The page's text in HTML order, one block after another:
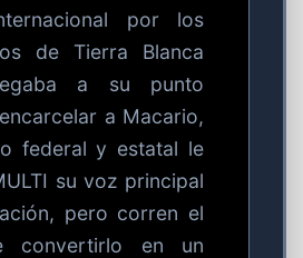
por los
de Tierra Blanca
a su punto
a Macario,
federal y estatal le
su voz principal
pero corren el
convertirlo en un